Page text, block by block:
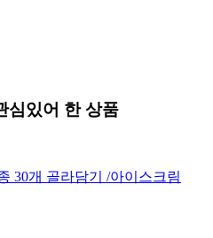
심있어 한 상품
30개 골라담기 /아이스크림